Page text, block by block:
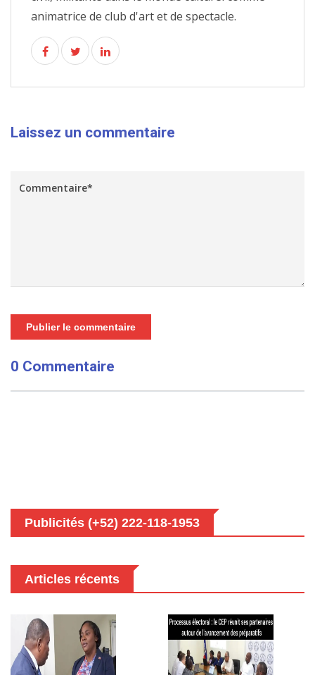
animatrice de club d'art et de spectacle.
Laissez un commentaire
Publier le commentaire
0 Commentaire
Publicités (+52) 222-118-1953
Articles récents